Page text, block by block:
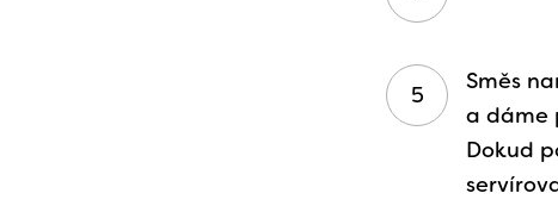
Směs
a dáme
Dokud